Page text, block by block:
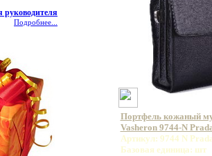
Подробнее...
Портфель кожаный
Vasheron 9744-N
Артикул: 9744 N
Базовая единица: шт